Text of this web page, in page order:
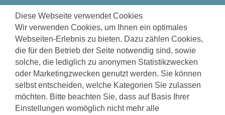
Diese Webseite verwendet Cookies
Wir verwenden Cookies, um Ihnen ein optimales
Webseiten-Erlebnis zu bieten. Dazu zählen Cookies,
die für den Betrieb der Seite notwendig sind, sowie
solche, die lediglich zu anonymen Statistikzwecken
oder Marketingzwecken genutzt werden. Sie können
selbst entscheiden, welche Kategorien Sie zulassen
möchten. Bitte beachten Sie, dass auf Basis Ihrer
Einstellungen womöglich nicht mehr alle
zum
Seiteninhalt
springen
zur
Navigation
springen
zur
Fußzeile
springen
WIEDERAUFBAU
Nach nur 4 Monaten bereits geregelter